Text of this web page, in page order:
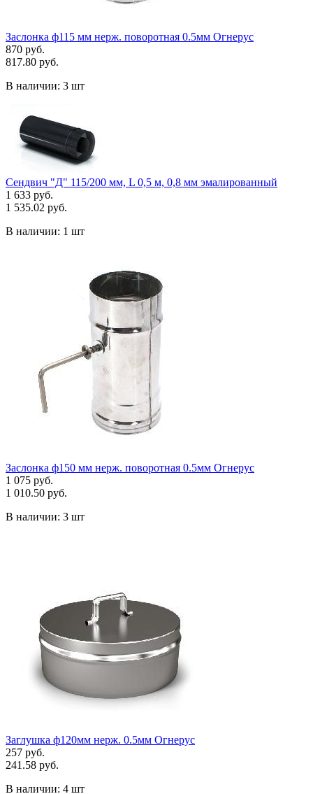
Заслонка ф115 мм нерж. поворотная 0.5мм Огнерус
870 руб.
817.80 руб.
В наличии: 3 шт
Сендвич "Д" 115/200 мм, L 0,5 м, 0,8 мм эмалированный
1 633 руб.
1 535.02 руб.
В наличии: 1 шт
Заслонка ф150 мм нерж. поворотная 0.5мм Огнерус
1 075 руб.
1 010.50 руб.
В наличии: 3 шт
Заглушка ф120мм нерж. 0.5мм Огнерус
257 руб.
241.58 руб.
В наличии: 4 шт